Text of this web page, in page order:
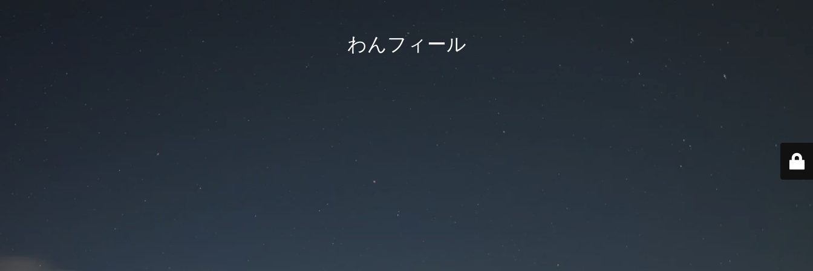
わんフィール